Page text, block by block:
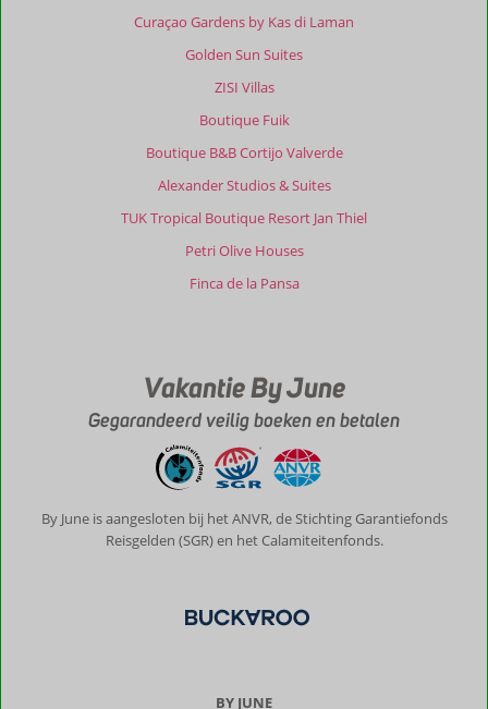
Curaçao Gardens by Kas di Laman
Golden Sun Suites
ZISI Villas
Boutique Fuik
Boutique B&B Cortijo Valverde
Alexander Studios & Suites
TUK Tropical Boutique Resort Jan Thiel
Petri Olive Houses
Finca de la Pansa
Vakantie By June
Gegarandeerd veilig boeken en betalen
By June is aangesloten bij het ANVR, de Stichting Garantiefonds
Reisgelden (SGR) en het Calamiteitenfonds.
BY JUNE